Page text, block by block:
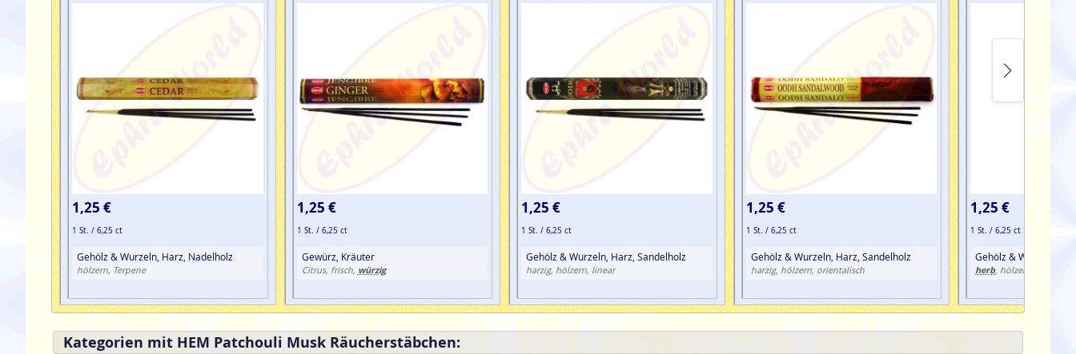
1,25 €
1 St. / 6,25 ct
Gehölz & Wurzeln, Harz, Nadelholz
hölzern, Terpene
1,25 €
1 St. / 6,25 ct
Gewürz, Kräuter
Citrus, frisch, würzig
1,25 €
1 St. / 6,25 ct
Gehölz & Wurzeln, Harz, Sandelholz
harzig, hölzern, linear
1,25 €
1 St. / 6,25 ct
Gehölz & Wurzeln, Harz, Sandelholz
harzig, hölzern, orientalisch
1,25 €
1 St. / 6,25 ct
Gehölz & Wurzeln,
herb, hölzern
Kategorien mit HEM Patchouli Musk Räucherstäbchen: